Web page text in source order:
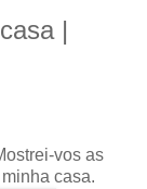
|
vos as
casa.